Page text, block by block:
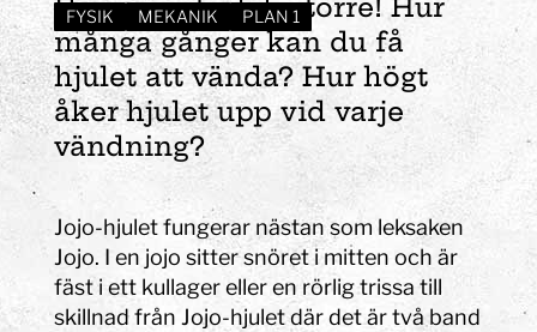
FYSIK MEKANIK PLAN 1
En jojo i storlek större! Hur
många gånger kan du få
hjulet att vända? Hur högt
åker hjulet upp vid varje
vändning?
Jojo-hjulet fungerar nästan som leksaken
Jojo. I en jojo sitter snöret i mitten och är
fäst i ett kullager eller en rörlig trissa till
skillnad från Jojo-hjulet där det är två band